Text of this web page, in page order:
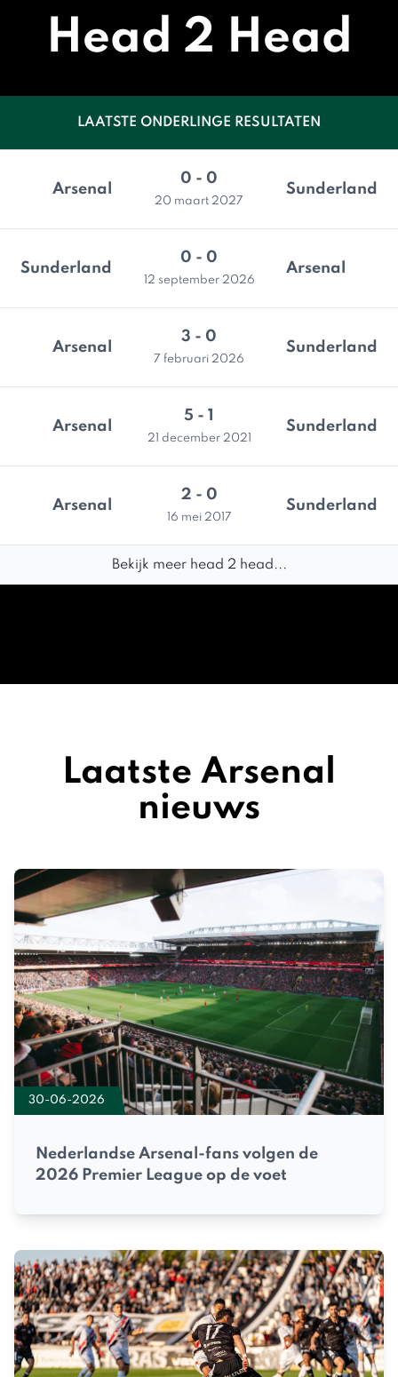
Head 2 Head
LAATSTE ONDERLINGE RESULTATEN
Arsenal
0 - 0
20 maart 2027
Sunderland
Sunderland
0 - 0
12 september 2026
Arsenal
Arsenal
3 - 0
7 februari 2026
Sunderland
Arsenal
5 - 1
21 december 2021
Sunderland
Arsenal
2 - 0
16 mei 2017
Sunderland
Bekijk meer head 2 head...
Laatste Arsenal
nieuws
30-06-2026
Nederlandse Arsenal-fans volgen de
2026 Premier League op de voet